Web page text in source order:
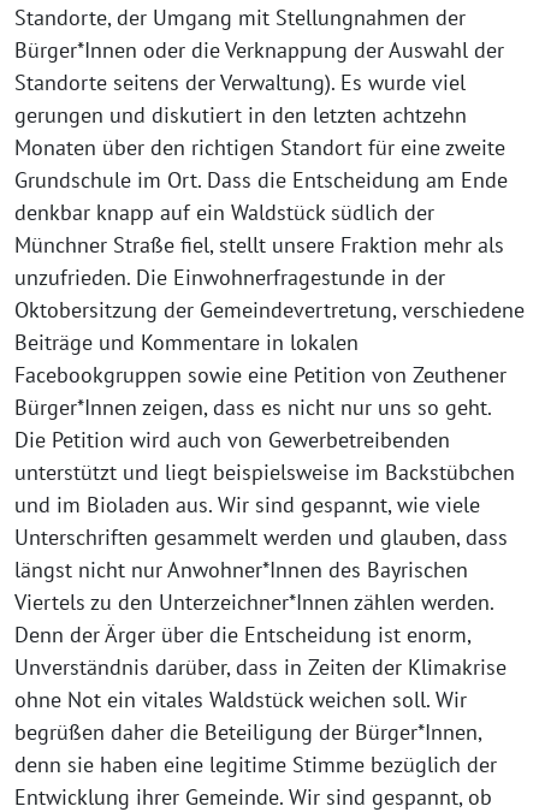
Standorte, der Umgang mit Stellungnahmen der
Bürger*Innen oder die Verknappung der Auswahl der
Standorte seitens der Verwaltung). Es wurde viel
gerungen und diskutiert in den letzten achtzehn
Monaten über den richtigen Standort für eine zweite
Grundschule im Ort. Dass die Entscheidung am Ende
denkbar knapp auf ein Waldstück südlich der
Münchner Straße fiel, stellt unsere Fraktion mehr als
unzufrieden. Die Einwohnerfragestunde in der
Oktobersitzung der Gemeindevertretung, verschiedene
Beiträge und Kommentare in lokalen
Facebookgruppen sowie eine Petition von Zeuthener
Bürger*Innen zeigen, dass es nicht nur uns so geht.
Die Petition wird auch von Gewerbetreibenden
unterstützt und liegt beispielsweise im Backstübchen
und im Bioladen aus. Wir sind gespannt, wie viele
Unterschriften gesammelt werden und glauben, dass
längst nicht nur Anwohner*Innen des Bayrischen
Viertels zu den Unterzeichner*Innen zählen werden.
Denn der Ärger über die Entscheidung ist enorm,
Unverständnis darüber, dass in Zeiten der Klimakrise
ohne Not ein vitales Waldstück weichen soll. Wir
begrüßen daher die Beteiligung der Bürger*Innen,
denn sie haben eine legitime Stimme bezüglich der
Entwicklung ihrer Gemeinde. Wir sind gespannt, ob